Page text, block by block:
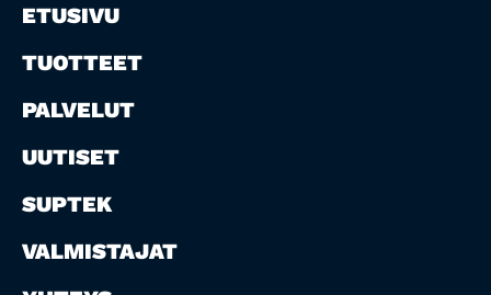
ETUSIVU
TUOTTEET
PALVELUT
UUTISET
SUPTEK
VALMISTAJAT